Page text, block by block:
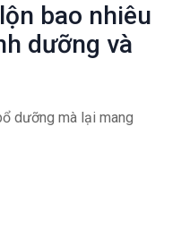
bao nhiêu
dưỡng và
dưỡng mà lại mang